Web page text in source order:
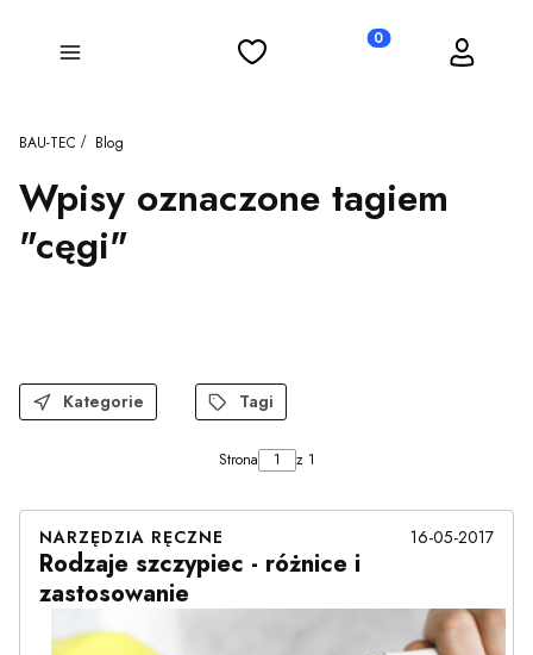
Menu Ulubione Produkty w koszyku:
Koszyk Zaloguj się
BAU-TEC Blog
Wpisy oznaczone tagiem
"cęgi"
Kategorie Tagi
Strona z 1
NARZĘDZIA RĘCZNE 16-05-2017
Rodzaje szczypiec - różnice i
zastosowanie